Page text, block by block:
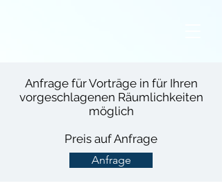
Anfrage für Vorträge in für Ihren
vorgeschlagenen Räumlichkeiten
möglich
Preis auf Anfrage
Anfrage